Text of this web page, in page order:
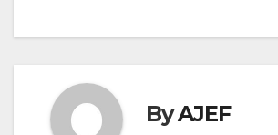
ByAJEF